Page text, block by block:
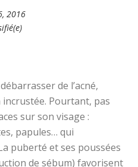
2016
de l’acné,
Pourtant, pas
sur son visage :
papules… qui
puberté et ses poussées
de sébum) favorisent